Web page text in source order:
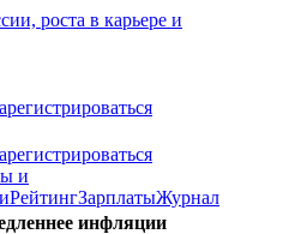
роста в карьере и
и
РейтингЗарплатыЖурнал
инфляции